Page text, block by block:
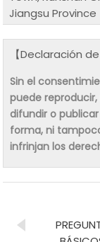
Jiangsu Province
【Declaración
Sin el
puede
difundir o
forma, ni
infrinjan los